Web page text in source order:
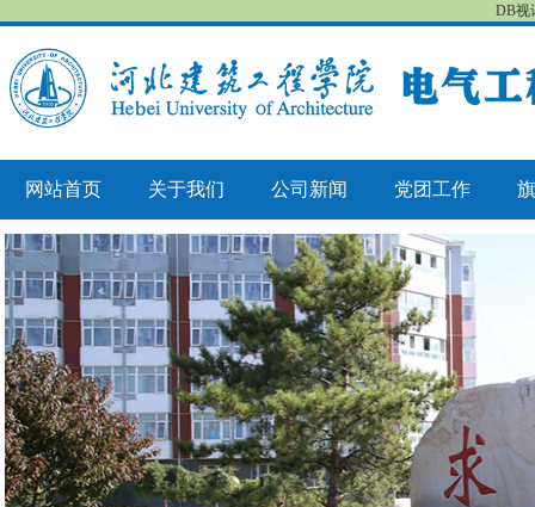
DB视
网站首页 关于我们 公司新闻 党团工作